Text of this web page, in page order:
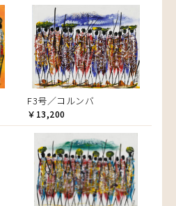
F3号／コルンバ
￥13,200